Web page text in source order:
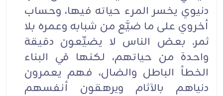
دنيوي يخسر المرء حياته فيها، وحساب
أخروي على ما ضيَّع من شبابه وعمره بلا
ثمر. بعض الناس لا يضيِّعون دقيقة
واحدة من حياتهم، لكنها في البناء
الخطأ الباطل والضال، فهم يعمرون
دنياهم بالآثام ويرهقون أنفسهم